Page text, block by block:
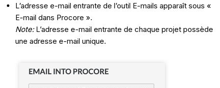
L’adresse e-mail entrante de l’outil E-mails apparaît sous «
E-mail dans Procore ».
Note:L’adresse e-mail entrante de chaque projet possède
une adresse e-mail unique.